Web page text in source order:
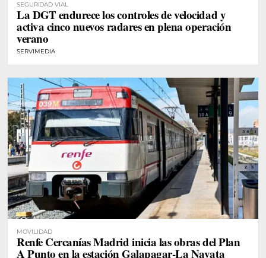
SEGURIDAD VIAL
La DGT endurece los controles de velocidad y
activa cinco nuevos radares en plena operación
verano
SERVIMEDIA
MOVILIDAD
Renfe Cercanías Madrid inicia las obras del Plan
A Punto en la estación Galapagar-La Navata